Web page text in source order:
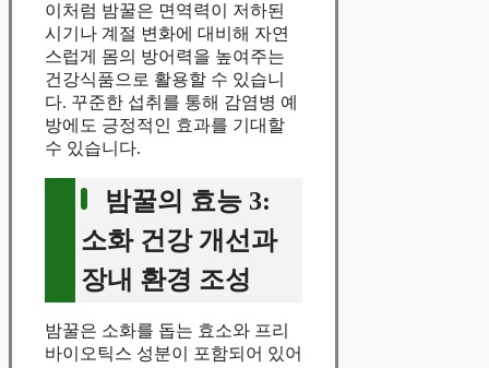
이처럼 밤꿀은 면역력이 저하된
시기나 계절 변화에 대비해 자연
스럽게 몸의 방어력을 높여주는
건강식품으로 활용할 수 있습니
다. 꾸준한 섭취를 통해 감염병 예
방에도 긍정적인 효과를 기대할
수 있습니다.
밤꿀의 효능 3:
소화 건강 개선과
장내 환경 조성
밤꿀은 소화를 돕는 효소와 프리
바이오틱스 성분이 포함되어 있어